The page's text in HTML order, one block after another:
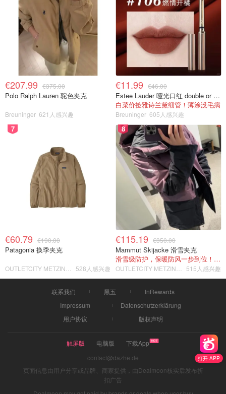
打开 APP
€207.99 €375.00
Polo Ralph Lauren 驼色夹克
Breuninger 621人感兴趣
€11.99 €46.00
Estee Lauder 哑光口红 double or nothing色号
白菜价捡雅诗兰黛细管！薄涂没毛病
Breuninger 605人感兴趣
7
€60.79 €190.00
Patagonia 换季夹克
528人感兴趣
8
€115.19 €350.00
Mammut Skijacke 滑雪夹克
滑雪级防护，保暖防风一步到位！仅剩s！
515人感兴趣
联系我们 黑五
InRewards
Impressum
Datenschutzerklärung
用户协议
版权声明
触屏版 电脑版
下载App
contact@dazhe.de
页面信息由用户分享或品牌、商家提供，由Dealmoon核实后发布折
扣广告